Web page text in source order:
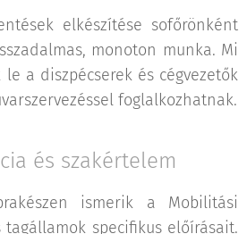
elkészítése sofőrönként
monoton munka. Mi
a diszpécserek és cégvezetők
foglalkozhatnak.
és szakértelem
ismerik a Mobilitási
tagállamok specifikus előírásait.